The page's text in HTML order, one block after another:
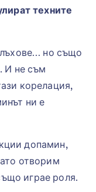
техните
но също
И не съм
корелация,
ни е
допамин,
отворим
играе роля.